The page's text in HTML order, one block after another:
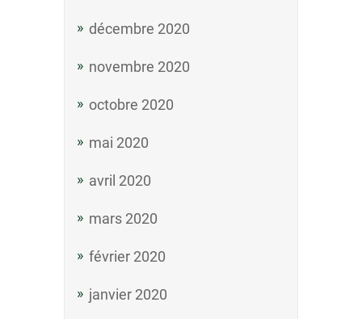
décembre 2020
novembre 2020
octobre 2020
mai 2020
avril 2020
mars 2020
février 2020
janvier 2020